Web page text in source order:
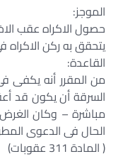
الموجز:
حصول الاكراه عقب
يتحقق به ركن الاكراه
القاعدة:
من المقرر أنه يكفى
السرقة أن يكون قد
مباشرة – وكان
الحال فى الدعوى
( المادة 311 عقوبات)